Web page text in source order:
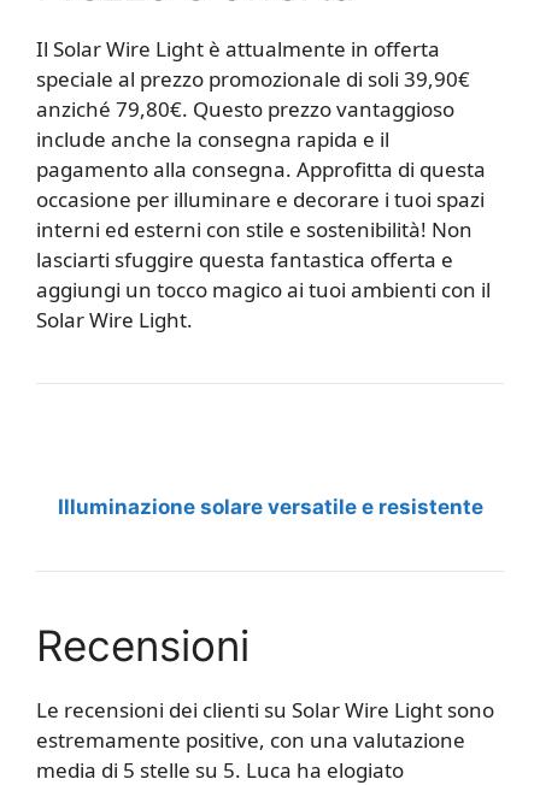
Il Solar Wire Light è attualmente in offerta
speciale al prezzo promozionale di soli 39,90€
anziché 79,80€. Questo prezzo vantaggioso
include anche la consegna rapida e il
pagamento alla consegna. Approfitta di questa
occasione per illuminare e decorare i tuoi spazi
interni ed esterni con stile e sostenibilità! Non
lasciarti sfuggire questa fantastica offerta e
aggiungi un tocco magico ai tuoi ambienti con il
Solar Wire Light.
Illuminazione solare versatile e resistente
Recensioni
Le recensioni dei clienti su Solar Wire Light sono
estremamente positive, con una valutazione
media di 5 stelle su 5. Luca ha elogiato